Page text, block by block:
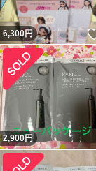
6,300円
2,900円